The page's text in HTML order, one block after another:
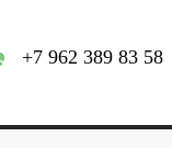
+7 962 389 83 58